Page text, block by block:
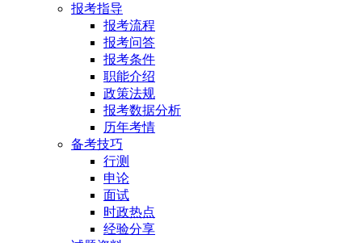
报考指导
报考流程
报考问答
报考条件
职能介绍
政策法规
报考数据分析
历年考情
备考技巧
行测
申论
面试
时政热点
经验分享